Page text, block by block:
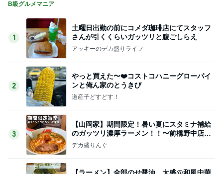
B級グルメマニア
1
土曜日出勤の前にコメダ珈琲店にてスタッフ
さんが引くくらいガッツリと腹ごしらえ
アッキーのデカ盛りライフ
2
やっと買えた〜❤️コストコハニーグローパイ
ンと俺ん家のとうきび
道産子どすどす！
3
【山岡家】期間限定！暑い夏にスタミナ補給
のガッツリ濃厚ラーメン！！〜前橋野中店さ
ん〜
デカ盛りんぐ
【ラーメン】全部のせ醤油 大盛@和風中華